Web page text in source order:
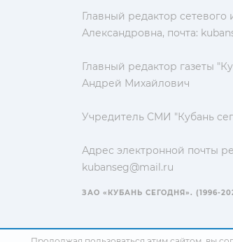
Главный редактор
Александровна, почта:
Главный редактор газеты
Андрей Михайлович
Учредитель СМИ "Кубань
Адрес электронной почты
kubanseg@mail.ru
ЗАО «КУБАНЬ СЕГОДНЯ». (1996-